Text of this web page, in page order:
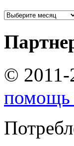
©
помощь